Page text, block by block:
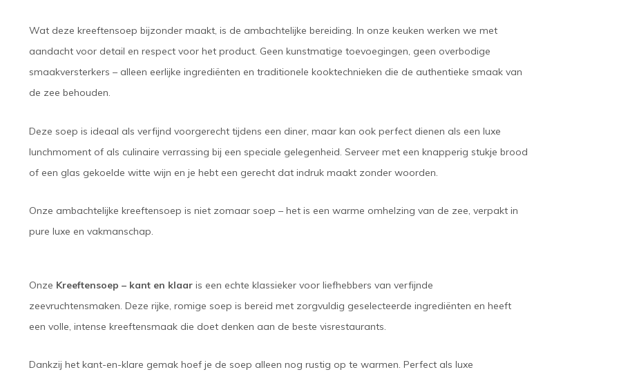
Wat deze kreeftensoep bijzonder maakt, is de ambachtelijke bereiding. In onze keuken werken we met
aandacht voor detail en respect voor het product. Geen kunstmatige toevoegingen, geen overbodige
smaakversterkers – alleen eerlijke ingrediënten en traditionele kooktechnieken die de authentieke smaak van
de zee behouden.
Deze soep is ideaal als verfijnd voorgerecht tijdens een diner, maar kan ook perfect dienen als een luxe
lunchmoment of als culinaire verrassing bij een speciale gelegenheid. Serveer met een knapperig stukje brood
of een glas gekoelde witte wijn en je hebt een gerecht dat indruk maakt zonder woorden.
Onze ambachtelijke kreeftensoep is niet zomaar soep – het is een warme omhelzing van de zee, verpakt in
pure luxe en vakmanschap.
Onze Kreeftensoep – kant en klaar is een echte klassieker voor liefhebbers van verfijnde
zeevruchtensmaken. Deze rijke, romige soep is bereid met zorgvuldig geselecteerde ingrediënten en heeft
een volle, intense kreeftensmaak die doet denken aan de beste visrestaurants.
Dankzij het kant-en-klare gemak hoef je de soep alleen nog rustig op te warmen. Perfect als luxe